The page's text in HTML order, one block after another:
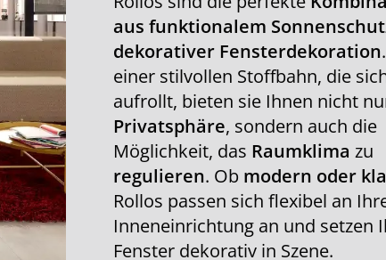
aus funktionalem
dekorativer Fensterdekoration
einer stilvollen Stoffbahn, die
aufrollt, bieten sie Ihnen nicht
Privatsphäre, sondern auch die
Möglichkeit, das Raumklima zu
regulieren. Ob modern oder
Rollos passen sich flexibel an
Inneneinrichtung an und setzen
Fenster dekorativ in Szene.